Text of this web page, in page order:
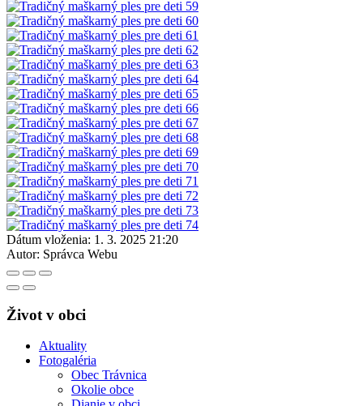
Dátum vloženia: 1. 3. 2025 21:20
Autor: Správca Webu
Život v obci
Aktuality
Fotogaléria
Obec Trávnica
Okolie obce